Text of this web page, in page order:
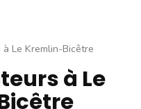
Le Kremlin-Bicêtre
à Le